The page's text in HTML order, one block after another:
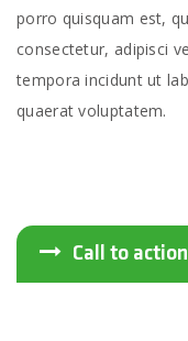
porro quisquam est,
consectetur, adipisci
tempora incidunt ut
quaerat voluptatem.
Call to action